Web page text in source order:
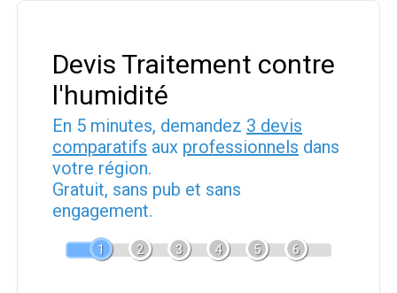
Devis Traitement contre
l'humidité
En 5 minutes, demandez 3 devis
comparatifs aux professionnels dans
votre région.
Gratuit, sans pub et sans
engagement.
1 2 3 4 5 6